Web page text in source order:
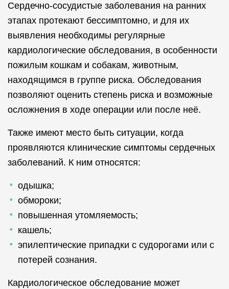
Сердечно-сосудистые заболевания на ранних
этапах протекают бессимптомно, и для их
выявления необходимы регулярные
кардиологические обследования, в особенности
пожилым кошкам и собакам, животным,
находящимся в группе риска. Обследования
позволяют оценить степень риска и возможные
осложнения в ходе операции или после неё.
Также имеют место быть ситуации, когда
проявляются клинические симптомы сердечных
заболеваний. К ним относятся:
одышка;
обмороки;
повышенная утомляемость;
кашель;
эпилептические припадки с судорогами или с
потерей сознания.
Кардиологическое обследование может